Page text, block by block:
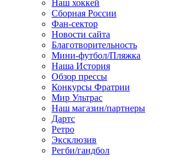
Наш хоккей
Сборная России
Фан-cектор
Новости сайта
Благотворительность
Мини-футбол/Пляжка
Наша История
Обзор прессы
Конкурсы Фратрии
Мир Ультрас
Наш магазин/партнеры
Дартс
Ретро
Эксклюзив
Регби/гандбол